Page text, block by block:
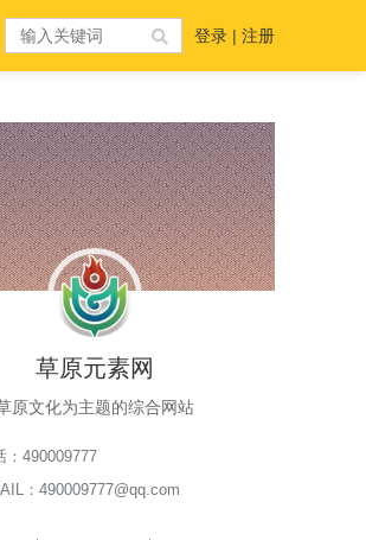
登录 | 注册
草原元素网
原文化为主题的综合网站
：490009777
：490009777@qq.com